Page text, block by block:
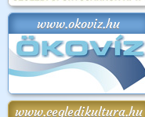
www.okoviz.hu
www.cegledikultura.hu